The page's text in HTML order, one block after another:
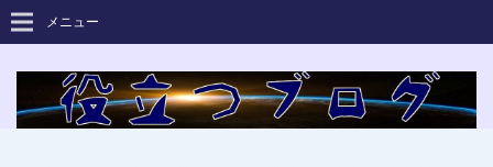
メニュー